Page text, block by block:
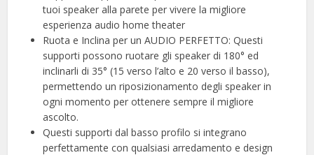
tuoi speaker alla parete per vivere la migliore
esperienza audio home theater
Ruota e Inclina per un AUDIO PERFETTO: Questi
supporti possono ruotare gli speaker di 180° ed
inclinarli di 35° (15 verso l’alto e 20 verso il basso),
permettendo un riposizionamento degli speaker in
ogni momento per ottenere sempre il migliore
ascolto.
Questi supporti dal basso profilo si integrano
perfettamente con qualsiasi arredamento e design